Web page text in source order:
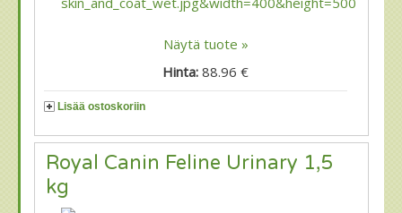
Näytä tuote »
Hinta:88.96 €
Lisää ostoskoriin
Royal Canin Feline Urinary 1,5
kg